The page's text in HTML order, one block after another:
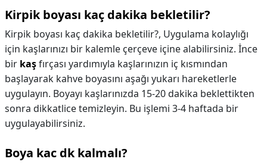
Kirpik boyası kaç dakika bekletilir?
Kirpik boyası kaç dakika bekletilir?, Uygulama kolaylığı
için kaşlarınızı bir kalemle çerçeve içine alabilirsiniz. İnce
bir kaşfırçası yardımıyla kaşlarınızın iç kısmından
başlayarak kahve boyasını aşağı yukarı hareketlerle
uygulayın. Boyayı kaşlarınızda 15-20 dakika beklettikten
sonra dikkatlice temizleyin. Bu işlemi 3-4 haftada bir
uygulayabilirsiniz.
Boya kac dk kalmalı?